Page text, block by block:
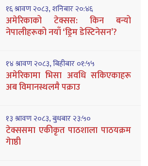
१६ श्रावण २०८३, शनिबार २०:४६
अमेरिकाको टेक्सस: किन बन्यो
नेपालीहरूको नयाँ ‘ड्रिम डेस्टिनेसन’?
१४ श्रावण २०८३, बिहीबार ०१:५५
अमेरिकामा भिसा अवधि सकिएकाहरू
अब विमानस्थलमै पक्राउ
१३ श्रावण २०८३, बुधबार २३:५०
टेक्ससमा एकीकृत पाठशाला पाठयक्रम
गेाष्ठी